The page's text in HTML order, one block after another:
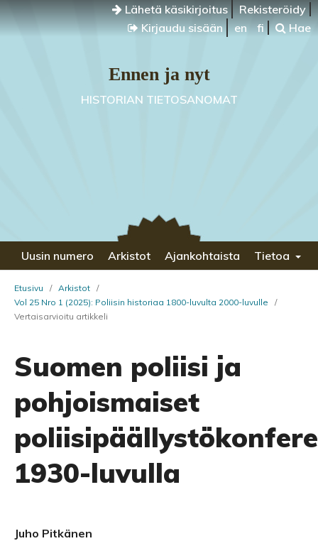
Lähetä käsikirjoitus
Rekisteröidy
Kirjaudu sisään
en fi Hae
Ennen ja nyt
HISTORIAN TIETOSANOMAT
Uusin numero Arkistot Ajankohtaista Tietoa
Etusivu / Arkistot /
Vol 25 Nro 1 (2025): Poliisin historiaa 1800-luvulta 2000-luvulle
/
Vertaisarvioitu artikkeli
Suomen poliisi ja
pohjoismaiset
1930-luvulla
Juho Pitkänen